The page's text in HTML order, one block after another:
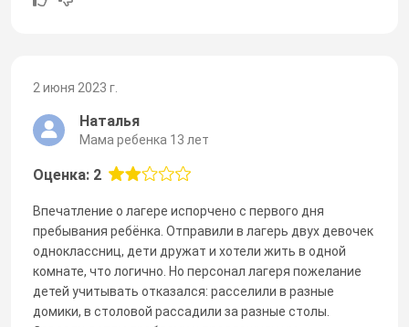
2 июня 2023 г.
Наталья
Мама ребенка 13 лет
Оценка: 2
Впечатление о лагере испорчено с первого дня
пребывания ребёнка. Отправили в лагерь двух девочек
одноклассниц, дети дружат и хотели жить в одной
комнате, что логично. Но персонал лагеря пожелание
детей учитывать отказался: расселили в разные
домики, в столовой рассадили за разные столы.